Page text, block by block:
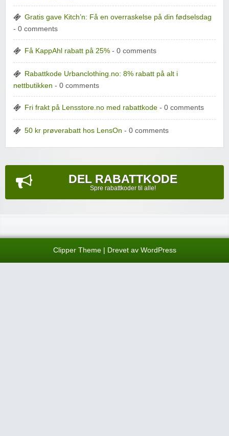
Gratis gave Kitch’n: Få en overraskelse på din fødselsdag
- 0 comments
Få KappAhl rabatt på 25% - 0 comments
Rabattkode Urbanclothing.no: 8% rabatt på alt i
nettbutikken - 0 comments
Fri frakt på Lensstore.no med rabattkode - 0 comments
50 kr prøverabatt hos LensOn - 0 comments
DEL RABATTKODE
Spre rabattkoder til alle!
Clipper Theme| Drevet av WordPress